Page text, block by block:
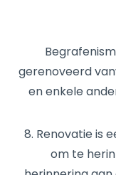
gerenoveerd
en enkele
8. Renovatie is
om te